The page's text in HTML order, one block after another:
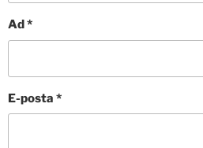
Ad*
E-posta *